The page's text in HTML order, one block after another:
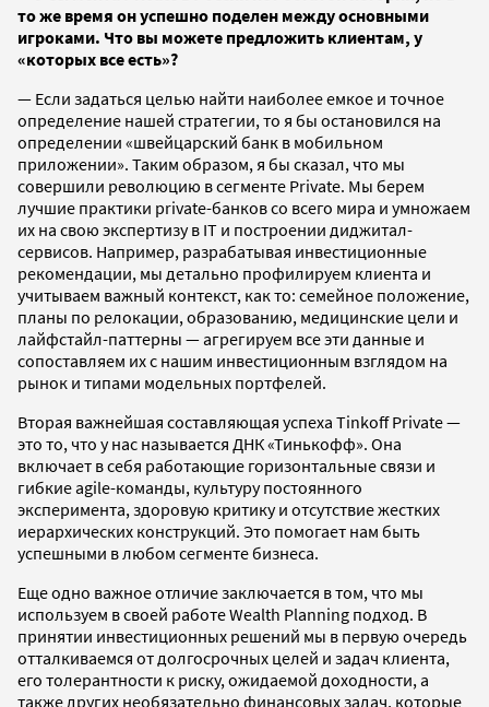
то же время он успешно поделен между основными
игроками. Что вы можете предложить клиентам, у
«которых все есть»?
— Если задаться целью найти наиболее емкое и точное
определение нашей стратегии, то я бы остановился на
определении «швейцарский банк в мобильном
приложении». Таким образом, я бы сказал, что мы
совершили революцию в сегменте Private. Мы берем
лучшие практики private-банков со всего мира и умножаем
их на свою экспертизу в IT и построении диджитал-
сервисов. Например, разрабатывая инвестиционные
рекомендации, мы детально профилируем клиента и
учитываем важный контекст, как то: семейное положение,
планы по релокации, образованию, медицинские цели и
лайфстайл-паттерны — агрегируем все эти данные и
сопоставляем их с нашим инвестиционным взглядом на
рынок и типами модельных портфелей.
Вторая важнейшая составляющая успеха Tinkoff Private —
это то, что у нас называется ДНК «Тинькофф». Она
включает в себя работающие горизонтальные связи и
гибкие agile-команды, культуру постоянного
эксперимента, здоровую критику и отсутствие жестких
иерархических конструкций. Это помогает нам быть
успешными в любом сегменте бизнеса.
Еще одно важное отличие заключается в том, что мы
используем в своей работе Wealth Planning подход. В
принятии инвестиционных решений мы в первую очередь
отталкиваемся от долгосрочных целей и задач клиента,
его толерантности к риску, ожидаемой доходности, а
также других необязательно финансовых задач, которые